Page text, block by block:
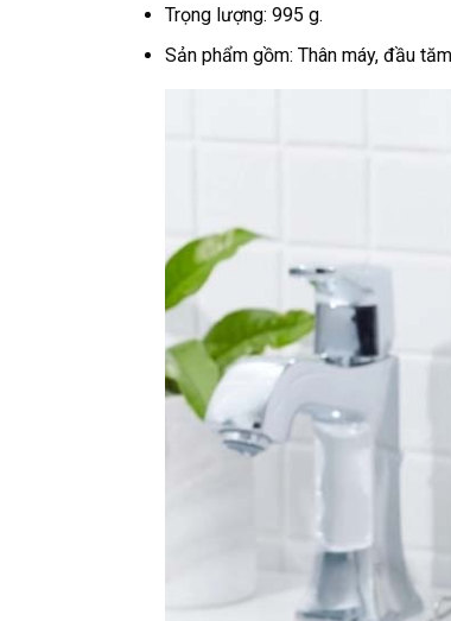
Trọng lượng: 995 g.
Sản phẩm gồm: Thân máy, đầu